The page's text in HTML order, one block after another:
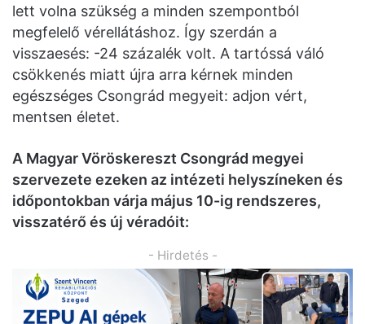
lett volna szükség a minden szempontból
megfelelő vérellátáshoz. Így szerdán a
visszaesés: -24 százalék volt. A tartóssá váló
csökkenés miatt újra arra kérnek minden
egészséges Csongrád megyeit: adjon vért,
mentsen életet.
A Magyar Vöröskereszt Csongrád megyei
szervezete ezeken az intézeti helyszíneken és
időpontokban várja május 10-ig rendszeres,
visszatérő és új véradóit:
- Hirdetés -